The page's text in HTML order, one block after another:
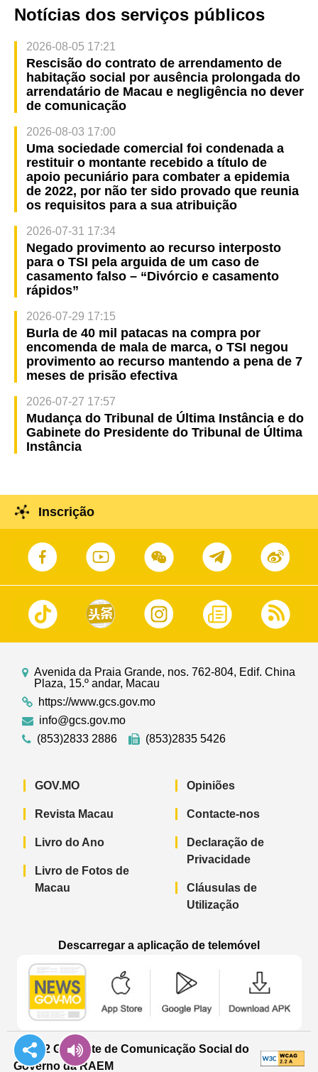
Notícias dos serviços públicos
2026-08-05 17:21
Rescisão do contrato de arrendamento de
habitação social por ausência prolongada do
arrendatário de Macau e negligência no dever
de comunicação
2026-08-03 17:00
Uma sociedade comercial foi condenada a
restituir o montante recebido a título de
apoio pecuniário para combater a epidemia
de 2022, por não ter sido provado que reunia
os requisitos para a sua atribuição
2026-07-31 17:34
Negado provimento ao recurso interposto
para o TSI pela arguida de um caso de
casamento falso – “Divórcio e casamento
rápidos”
2026-07-29 17:15
Burla de 40 mil patacas na compra por
encomenda de mala de marca, o TSI negou
provimento ao recurso mantendo a pena de 7
meses de prisão efectiva
2026-07-27 17:57
Mudança do Tribunal de Última Instância e do
Gabinete do Presidente do Tribunal de Última
Instância
Inscrição
Avenida da Praia Grande, nos. 762-804, Edif. China
Plaza, 15.º andar, Macau
https://www.gcs.gov.mo
info@gcs.gov.mo
(853)2833 2886
(853)2835 5426
GOV.MO
Revista Macau
Livro do Ano
Livro de Fotos de
Macau
Opiniões
Contacte-nos
Declaração de
Privacidade
Cláusulas de
Utilização
Descarregar a aplicação de telemóvel
© 2022 Gabinete de Comunicação Social do
Governo da RAEM